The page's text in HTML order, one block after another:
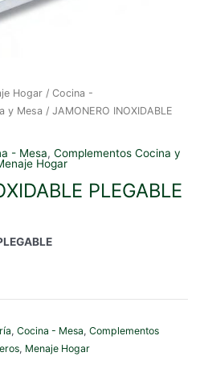
Hogar / Cocina -
y Mesa / JAMONERO INOXIDABLE
- Mesa, Complementos Cocina y
Hogar
PLEGABLE
, Cocina - Mesa, Complementos
, Menaje Hogar